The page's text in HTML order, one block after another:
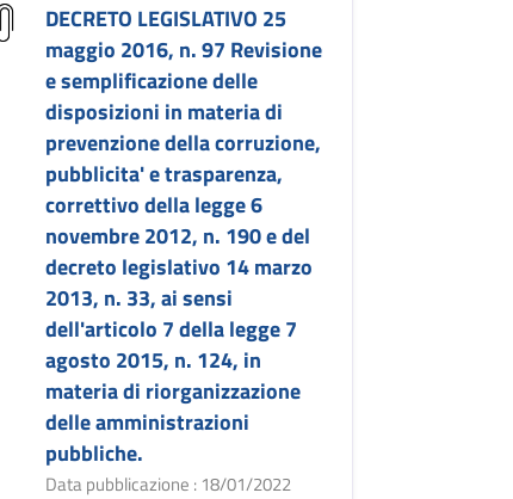
DECRETO LEGISLATIVO 25
maggio 2016, n. 97 Revisione
e semplificazione delle
disposizioni in materia di
prevenzione della corruzione,
pubblicita' e trasparenza,
correttivo della legge 6
novembre 2012, n. 190 e del
decreto legislativo 14 marzo
2013, n. 33, ai sensi
dell'articolo 7 della legge 7
agosto 2015, n. 124, in
materia di riorganizzazione
delle amministrazioni
pubbliche.
Data pubblicazione : 18/01/2022